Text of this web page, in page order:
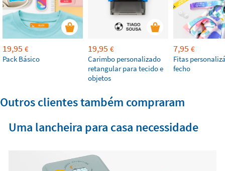
19,95 €
Pack Básico
19,95 €
Carimbo personalizado
retangular para tecido e
objetos
7,95 €
Fitas
fecho
Outros clientes também compraram
Uma lancheira para casa necessidade